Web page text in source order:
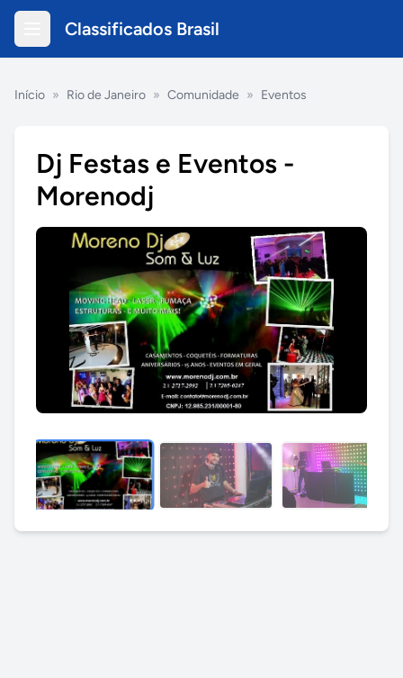
Classificados Brasil
Início » Rio de Janeiro » Comunidade » Eventos
Dj Festas e Eventos -
Morenodj